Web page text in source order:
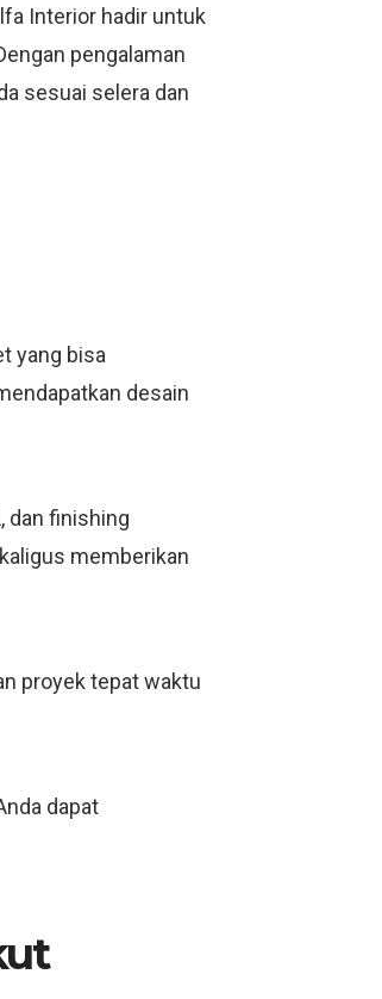
Interior hadir untuk
pengalaman
sesuai selera dan
yang bisa
desain
dan finishing
memberikan
proyek tepat waktu
dapat